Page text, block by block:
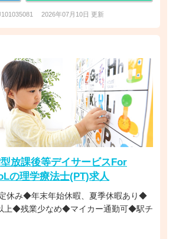
2026年07月10日 更新
放課後等デイサービスFor
の理学療法士(PT)求人
休み◆年末年始休暇、夏季休暇あり◆
上◆残業少なめ◆マイカー通勤可◆駅チ